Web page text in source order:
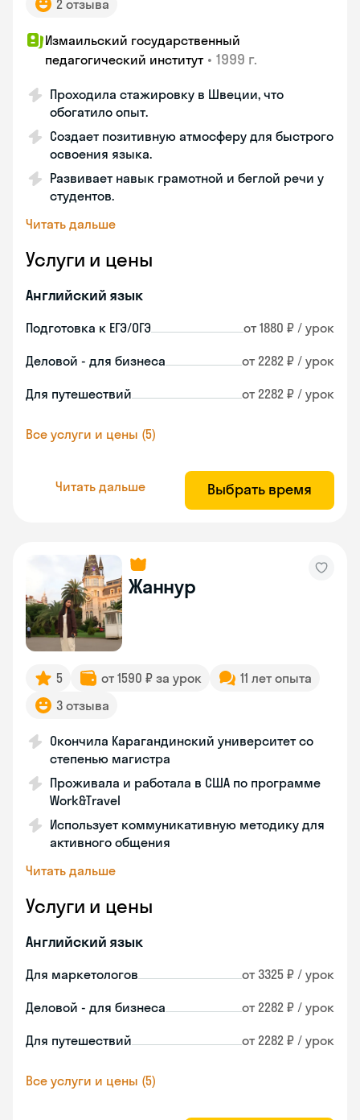
2 отзыва
Измаильский государственный
педагогический институт • 1999 г.
Проходила стажировку в Швеции, что
обогатило опыт.
Создает позитивную атмосферу для быстрого
освоения языка.
Развивает навык грамотной и беглой речи у
студентов.
Читать дальше
Услуги и цены
Английский язык
Подготовка к ЕГЭ/ОГЭ от 1880 ₽ / урок
Деловой - для бизнеса от 2282 ₽ / урок
Для путешествий от 2282 ₽ / урок
Все услуги и цены (5)
Читать дальше Выбрать время
Жаннур
5 от 1590 ₽ за урок
11 лет опыта
3 отзыва
Окончила Карагандинский университет со
степенью магистра
Проживала и работала в США по программе
Work&Travel
Использует коммуникативную методику для
активного общения
Читать дальше
Услуги и цены
Английский язык
Для маркетологов от 3325 ₽ / урок
Деловой - для бизнеса от 2282 ₽ / урок
Для путешествий от 2282 ₽ / урок
Все услуги и цены (5)